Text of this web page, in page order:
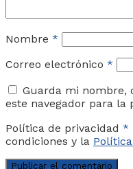
Nombre *
Correo electrónico *
Guarda mi nombre,
este navegador para la
Política de privacidad *
condiciones y la